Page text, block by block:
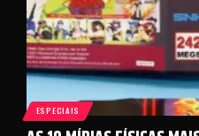
ESPECIAIS